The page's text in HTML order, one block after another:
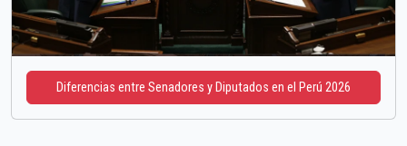
Diferencias entre Senadores y Diputados en el Perú 2026